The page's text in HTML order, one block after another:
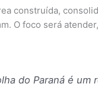
construída,
O foco será
do Paraná é